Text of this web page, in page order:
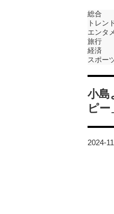
総合
トレン
エンタ
旅行
経済
スポー
小島
ピ
2024-